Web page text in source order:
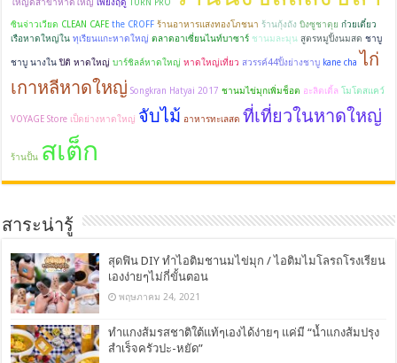
ซินจ่าวเวียด CLEAN CAFE the CROFF ร้านอาหารแสงทองโภชนา ร้านกุ้งถัง บิงซูชาตุย ก๋วยเตี๋ยว
เรือหาดใหญ่ใน ทุเรียนแกะหาดใหญ่ ตลาดอาเซี่ยนไนท์บาซาร์ ชานมละมุน สูตรหมูปิ้งนมสด ชาบู
ชาบู นางใน ปิติ หาดใหญ่ บาร์ชิลล์หาดใหญ่ หาดใหญ่เที่ยว สวรรค์44ปิ้งย่างชาบู kane cha ไก่
เกาหลีหาดใหญ่ Songkran Hatyai 2017 ชานมไข่มุกเพิ่มช็อต อะลิตเติ้ล โมโตสแคว์
VOYAGE Store เป็ดย่างหาดใหญ่ จับไม้ อาหารทะเลสด ที่เที่ยวในหาดใหญ่
ร้านปั้น สเต็ก
สาระน่ารู้
สุดฟิน DIY ทำไอติมชานมไข่มุก / ไอติมไมโลรถโรงเรียน
เองง่ายๆไม่กี่ขั้นตอน
พฤษภาคม 24, 2021
ทำแกงส้มรสชาติใต้แท้ๆเองได้ง่ายๆ แค่มี “น้ำแกงส้มปรุง
สำเร็จครัวปะ-หยัด”